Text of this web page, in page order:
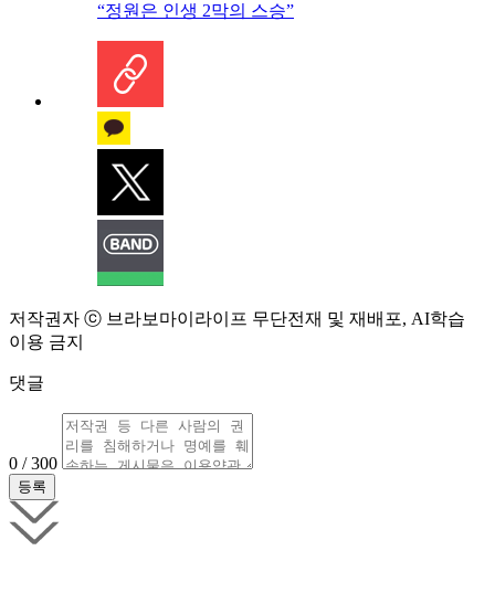
“정원은 인생 2막의 스승”
저작권자 ⓒ 브라보마이라이프 무단전재 및 재배포, AI학습
이용 금지
댓글
0 / 300